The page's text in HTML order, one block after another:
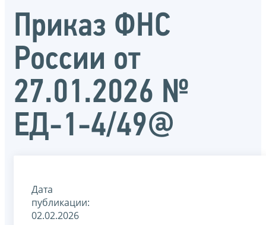
Приказ ФНС
России от
27.01.2026 №
ЕД-1-4/49@
Дата
публикации:
02.02.2026